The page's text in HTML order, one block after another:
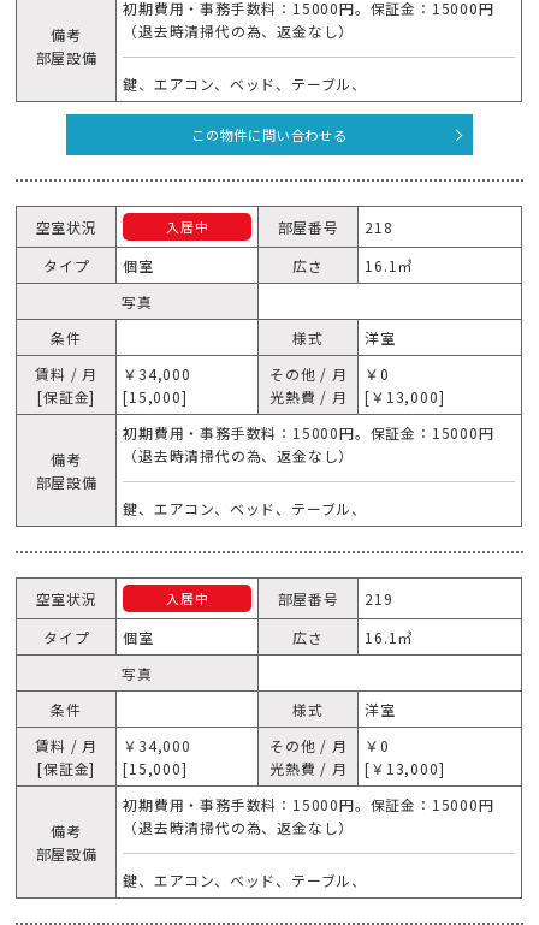
備考
部屋設備
初期費用・事務手数料：15000円。保証金：15000円
（退去時清掃代の為、返金なし）
鍵、エアコン、ベッド、テーブル、
この物件に問い合わせる
空室状況 入居中 部屋番号
218
タイプ
個室 広さ
16.1㎥
写真
条件
様式
洋室
賃料 / 月
[保証金]
￥34,000
[15,000]
その他 / 月
光熱費 / 月
￥0
[￥13,000]
備考
部屋設備
初期費用・事務手数料：15000円。保証金：15000円
（退去時清掃代の為、返金なし）
鍵、エアコン、ベッド、テーブル、
空室状況 入居中 部屋番号
219
タイプ
個室 広さ
16.1㎥
写真
条件
様式
洋室
賃料 / 月
[保証金]
￥34,000
[15,000]
その他 / 月
光熱費 / 月
￥0
[￥13,000]
備考
部屋設備
初期費用・事務手数料：15000円。保証金：15000円
（退去時清掃代の為、返金なし）
鍵、エアコン、ベッド、テーブル、